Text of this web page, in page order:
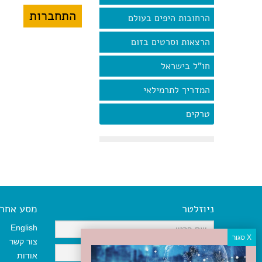
הרחובות היפים בעולם
הרצאות וסרטים בזום
חו"ל בישראל
המדריך לתרמילאי
טרקים
ניוזלטר מסע אחר
English
צור קשר
אודות